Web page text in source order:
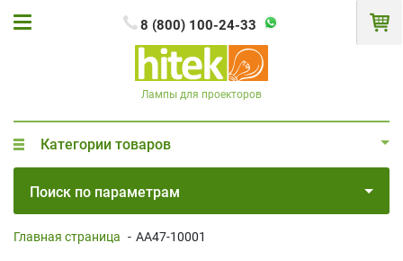
8 (800) 100-24-33
Лампы для проекторов
Категории товаров
Поиск по параметрам
Главная страница - AA47-10001